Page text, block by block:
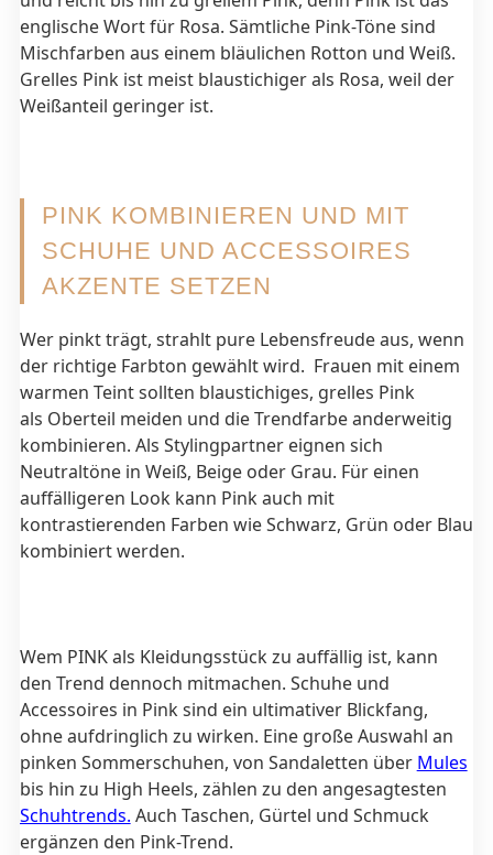
englische Wort für Rosa. Sämtliche Pink-Töne sind
Mischfarben aus einem bläulichen Rotton und Weiß.
Grelles Pink ist meist blaustichiger als Rosa, weil der
Weißanteil geringer ist.
PINK KOMBINIEREN UND MIT
SCHUHE UND ACCESSOIRES
AKZENTE SETZEN
Wer pinkt trägt, strahlt pure Lebensfreude aus, wenn
der richtige Farbton gewählt wird. Frauen mit einem
warmen Teint sollten blaustichiges, grelles Pink
als Oberteil meiden und die Trendfarbe anderweitig
kombinieren. Als Stylingpartner eignen sich
Neutraltöne in Weiß, Beige oder Grau. Für einen
auffälligeren Look kann Pink auch mit
kontrastierenden Farben wie Schwarz, Grün oder Blau
kombiniert werden.
Wem PINK als Kleidungsstück zu auffällig ist, kann
den Trend dennoch mitmachen. Schuhe und
Accessoires in Pink sind ein ultimativer Blickfang,
ohne aufdringlich zu wirken. Eine große Auswahl an
pinken Sommerschuhen, von Sandaletten über Mules
bis hin zu High Heels, zählen zu den angesagtesten
Schuhtrends. Auch Taschen, Gürtel und Schmuck
ergänzen den Pink-Trend.